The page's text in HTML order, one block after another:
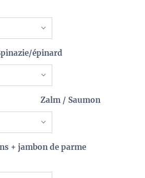
épinard
/ Saumon
+ jambon de parme